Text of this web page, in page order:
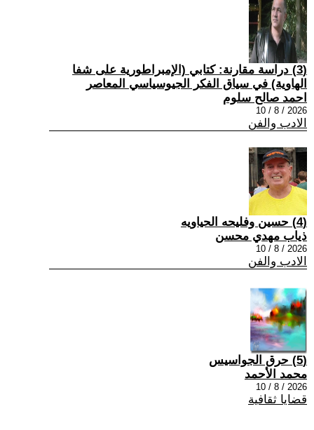
(3) دراسة مقارنة: كتابي (الإمبراطورية على شفا
الهاوية) في سياق الفكر الجيوسياسي المعاصر
احمد صالح سلوم
2026 / 8 / 10
الادب والفن
(4) حسين وفليحه الحياويه
ذياب مهدي محسن
2026 / 8 / 10
الادب والفن
(5) حرق الجواسيس
محمد الأحمد
2026 / 8 / 10
قضايا ثقافية